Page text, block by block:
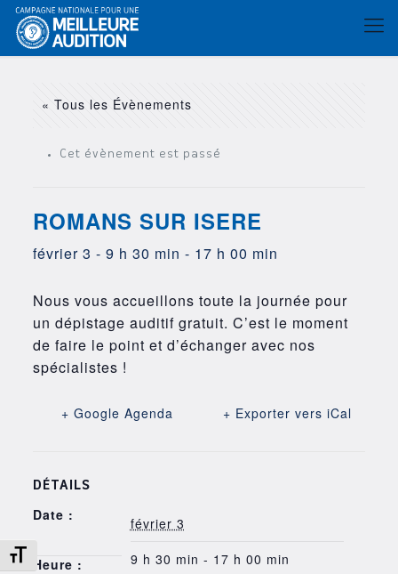
Changer la taille de la police
« Tous les Évènements
Cet évènement est passé
ROMANS SUR ISERE
février 3 - 9 h 30 min - 17 h 00 min
Nous vous accueillons toute la journée pour
un dépistage auditif gratuit. C’est le moment
de faire le point et d’échanger avec nos
spécialistes !
+ Google Agenda + Exporter vers iCal
DÉTAILS
Date : février 3
Heure : 9 h 30 min - 17 h 00 min